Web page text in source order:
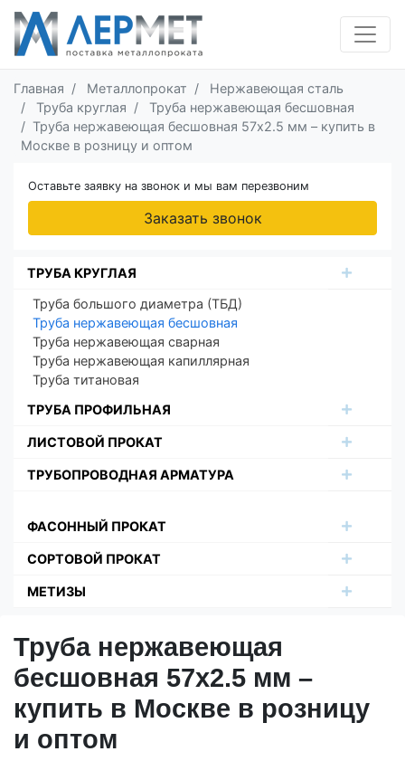
Главная Металлопрокат
Нержавеющая сталь
Труба круглая
Труба нержавеющая бесшовная
Труба нержавеющая бесшовная 57х2.5 мм – купить в
Москве в розницу и оптом
Оставьте заявку на звонок и мы вам перезвоним
Заказать звонок
ТРУБА КРУГЛАЯ
Труба большого диаметра (ТБД)
Труба нержавеющая бесшовная
Труба нержавеющая сварная
Труба нержавеющая капиллярная
Труба титановая
ТРУБА ПРОФИЛЬНАЯ
ЛИСТОВОЙ ПРОКАТ
ТРУБОПРОВОДНАЯ АРМАТУРА
ФАСОННЫЙ ПРОКАТ
СОРТОВОЙ ПРОКАТ
МЕТИЗЫ
Труба нержавеющая
бесшовная 57х2.5 мм –
купить в Москве в розницу
и оптом